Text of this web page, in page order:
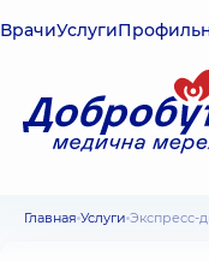
ВрачиУслуги
Главная Услуги Экспресс-